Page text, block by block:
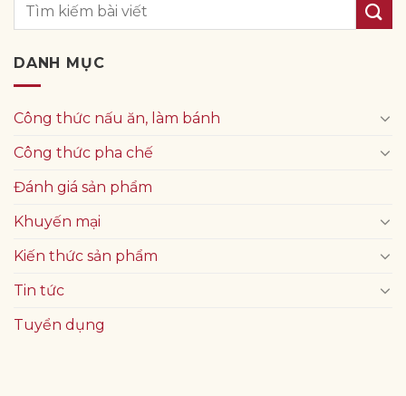
DANH MỤC
Công thức nấu ăn, làm bánh
Công thức pha chế
Đánh giá sản phẩm
Khuyến mại
Kiến thức sản phẩm
Tin tức
Tuyển dụng